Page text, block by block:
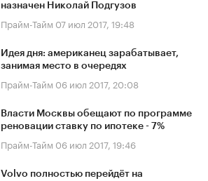
назначен Николай Подгузов
Прайм-Тайм 07 июл 2017, 19:48
Идея дня: американец зарабатывает,
занимая место в очередях
Прайм-Тайм 06 июл 2017, 20:08
Власти Москвы обещают по программе
реновации ставку по ипотеке - 7%
Прайм-Тайм 06 июл 2017, 19:46
Volvo полностью перейдёт на